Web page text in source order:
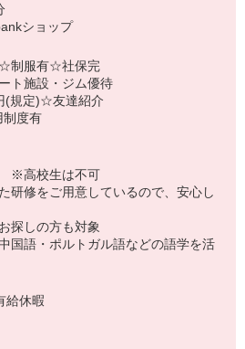
ショップ
制服有☆社保完
ト施設・ジム優待
(規定)☆友達紹介
度有
※高校生は不可
研修をご用意しているので、安心し
探しの方も対象
国語・ポルトガル語などの語学を活
給休暇